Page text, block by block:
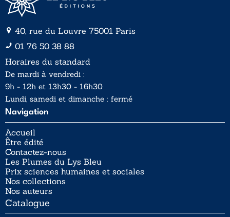
40, rue du Louvre 75001 Paris
01 76 50 38 88
Horaires du standard
De mardi à vendredi :
9h - 12h et 13h30 - 16h30
Lundi, samedi et dimanche : fermé
Navigation
Accueil
Être édité
Contactez-nous
Les Plumes du Lys Bleu
Prix sciences humaines et sociales
Nos collections
Nos auteurs
Catalogue